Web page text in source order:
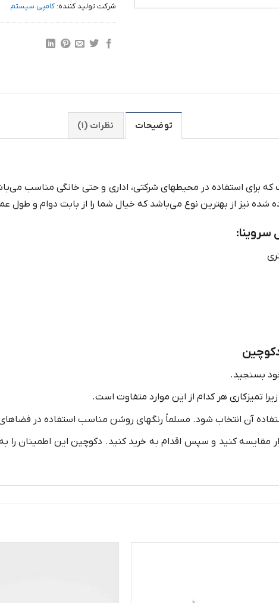
شرکت تولید کننده: کامپی سیستم
توضیحات نظرات (۱)
برای استفاده در محیطهای شرکتی، اداری و حتی خانگی مناسب
نیز از بهترین نوع می‌باشد که خیال شما را از بابت دوام و طول
بسنجید.
تمیزکاری هر کدام از این موارد متفاوت است.
آن انتخاب شود. مسلماً رنگهای روشن مناسب استفاده در
مقایسه کنید و سپس اقدام به خرید کنید. دکوچین این اطمینان